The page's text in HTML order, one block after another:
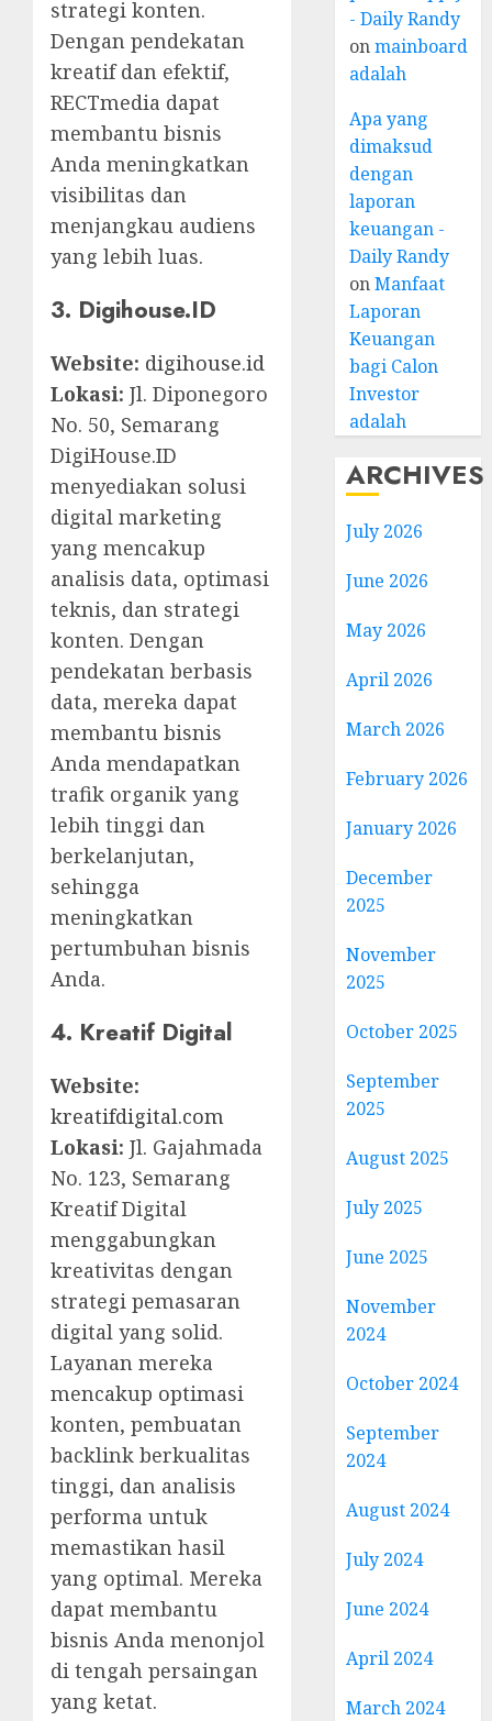
strategi konten.
Dengan pendekatan
kreatif dan efektif,
RECTmedia dapat
membantu bisnis
Anda meningkatkan
visibilitas dan
menjangkau audiens
yang lebih luas.
3. Digihouse.ID
Website: digihouse.id
Lokasi: Jl. Diponegoro
No. 50, Semarang
DigiHouse.ID
menyediakan solusi
digital marketing
yang mencakup
analisis data, optimasi
teknis, dan strategi
konten. Dengan
pendekatan berbasis
data, mereka dapat
membantu bisnis
Anda mendapatkan
trafik organik yang
lebih tinggi dan
berkelanjutan,
sehingga
meningkatkan
pertumbuhan bisnis
Anda.
4. Kreatif Digital
Website:
kreatifdigital.com
Lokasi: Jl. Gajahmada
No. 123, Semarang
Kreatif Digital
menggabungkan
kreativitas dengan
strategi pemasaran
digital yang solid.
Layanan mereka
mencakup optimasi
konten, pembuatan
backlink berkualitas
tinggi, dan analisis
performa untuk
memastikan hasil
yang optimal. Mereka
dapat membantu
bisnis Anda menonjol
di tengah persaingan
yang ketat.
- Daily Randy
onmainboard
adalah
Apa yang
dimaksud
dengan
laporan
keuangan -
Daily Randy
onManfaat
Laporan
Keuangan
bagi Calon
Investor
adalah
ARCHIVES
July 2026
June 2026
May 2026
April 2026
March 2026
February 2026
January 2026
December
2025
November
2025
October 2025
September
2025
August 2025
July 2025
June 2025
November
2024
October 2024
September
2024
August 2024
July 2024
June 2024
April 2024
March 2024